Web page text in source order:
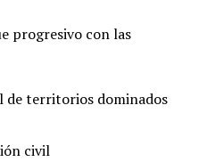
progresivo con las
de territorios dominados
civil